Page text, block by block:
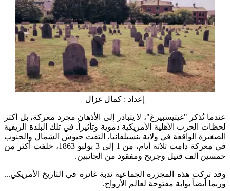
إعداد : كمال غزال
عندما تُذكر "غيتيسبيرغ"، لا يتبادر إلى الأذهان مجرد معركة، بل أكثر
لحظات الحرب الأهلية الأمريكية دموية وتأثيراً. في تلك البلدة الريفية
الصغيرة الواقعة في ولاية بنسيلفانيا، التقت جيوش الشمال والجنوب
في معركة دامت ثلاثة أيام، من 1 إلى 3 يوليو 1863، خلفت أكثر من
خمسين ألف قتيل وجريح ومفقود من الجانبين.
وقد تركت هذه المجزرة الجماعية ندبة غائرة في التاريخ الأمريكي...
وربما أيضاً بوابة مفتوحة لعالم الأرواح.